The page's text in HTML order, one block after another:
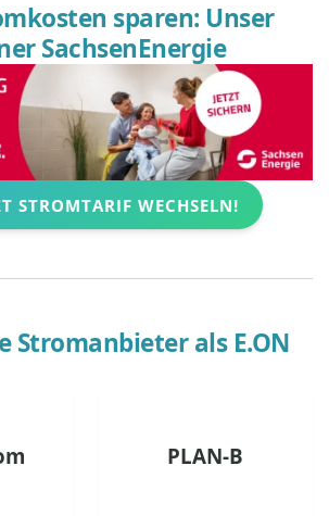
sparen: Unser
SachsenEnergie
STROMTARIF WECHSELN!
Stromanbieter als E.ON
PLAN-B